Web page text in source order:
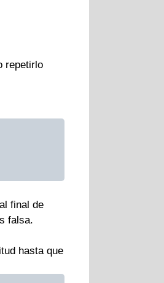
repetirlo
final de
falsa.
hasta que